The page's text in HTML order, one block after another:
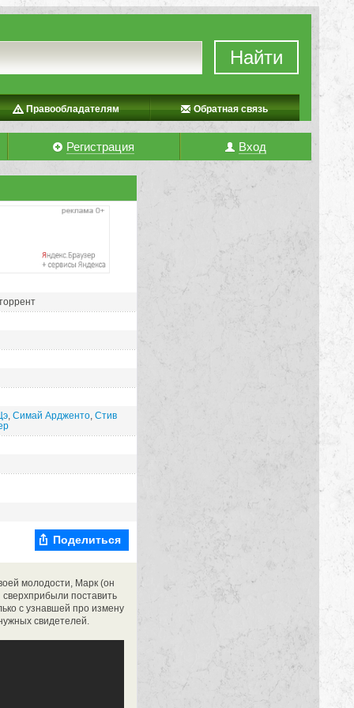
Найти
Правообладателям Обратная связь
Регистрация Вход
, Симай Ардженто, Стив
Поделиться
молодости, Марк (он
поставить
с узнавшей про измену
свидетелей.